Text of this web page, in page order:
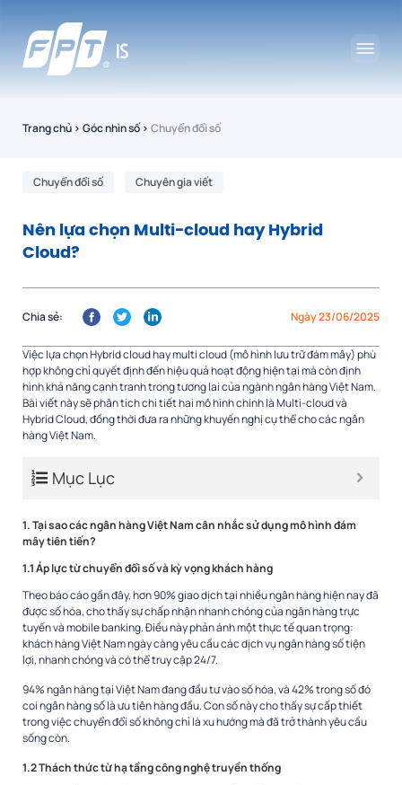
Trang chủ › Góc nhìn số› Chuyển đổi số
Chuyển đổi số Chuyên gia viết
Nên lựa chọn Multi-cloud hay Hybrid
Cloud?
Ngày 23/06/2025
Chia sẻ:
Việc lựa chọn Hybrid cloud hay multi cloud (mô hình lưu trữ đám mây) phù
hợp không chỉ quyết định đến hiệu quả hoạt động hiện tại mà còn định
hình khả năng cạnh tranh trong tương lai của ngành ngân hàng Việt Nam.
Bài viết này sẽ phân tích chi tiết hai mô hình chính là Multi-cloud và
Hybrid Cloud, đồng thời đưa ra những khuyến nghị cụ thể cho các ngân
hàng Việt Nam.
Mục Lục
1. Tại sao các ngân hàng Việt Nam cân nhắc sử dụng mô hình đám
mây tiên tiến?
1.1 Áp lực từ chuyển đổi số và kỳ vọng khách hàng
Theo báo cáo gần đây, hơn 90% giao dịch tại nhiều ngân hàng hiện nay đã
được số hóa, cho thấy sự chấp nhận nhanh chóng của ngân hàng trực
tuyến và mobile banking. Điều này phản ánh một thực tế quan trọng:
khách hàng Việt Nam ngày càng yêu cầu các dịch vụ ngân hàng số tiện
lợi, nhanh chóng và có thể truy cập 24/7.
94% ngân hàng tại Việt Nam đang đầu tư vào số hóa, và 42% trong số đó
coi ngân hàng số là ưu tiên hàng đầu. Con số này cho thấy sự cấp thiết
trong việc chuyển đổi số không chỉ là xu hướng mà đã trở thành yêu cầu
sống còn.
1.2 Thách thức từ hạ tầng công nghệ truyền thống